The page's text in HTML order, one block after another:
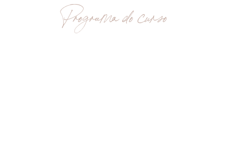
Programa do curso